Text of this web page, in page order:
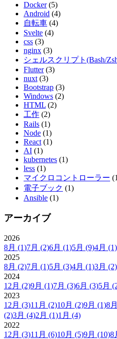
Docker (5)
Android (4)
自転車 (4)
Svelte (4)
css (3)
nginx (3)
シェルスクリプト(Bash/
Flutter (3)
nuxt (3)
Bootstrap (3)
Windows (2)
HTML (2)
工作 (2)
Rails (1)
Node (1)
React (1)
AI (1)
kubernetes (1)
less (1)
マイクロコントローラー
電子ブック (1)
Ansible (1)
アーカイブ
2026
8月 (1)7月 (2)6月 (1)5月 (9)4月 (1)
2025
8月 (2)7月 (1)5月 (3)4月 (1)3月 (2)
2024
12月 (2)9月 (1)7月 (3)6月 (3)5月
2023
12月 (3)11月 (2)10月 (2)9月 (1)8月
(2)3月 (4)2月 (1)1月 (4)
2022
12月 (3)11月 (6)10月 (5)9月 (10)8